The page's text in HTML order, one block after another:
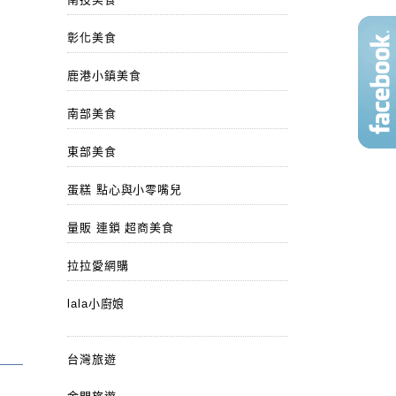
彰化美食
鹿港小鎮美食
南部美食
東部美食
蛋糕 點心與小零嘴兒
量販 連鎖 超商美食
拉拉愛網購
lala小廚娘
台灣旅遊